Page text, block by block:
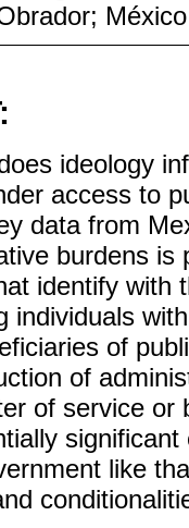
México
ideology
access to
data from
burdens
identify with
individuals
of
of
of service or
like